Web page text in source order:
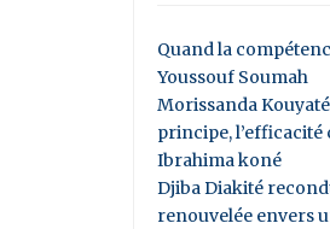
Quand la
Youssouf Soumah
Morissanda
principe, l’efficacité
Ibrahima koné
Djiba Diakité
renouvelée envers